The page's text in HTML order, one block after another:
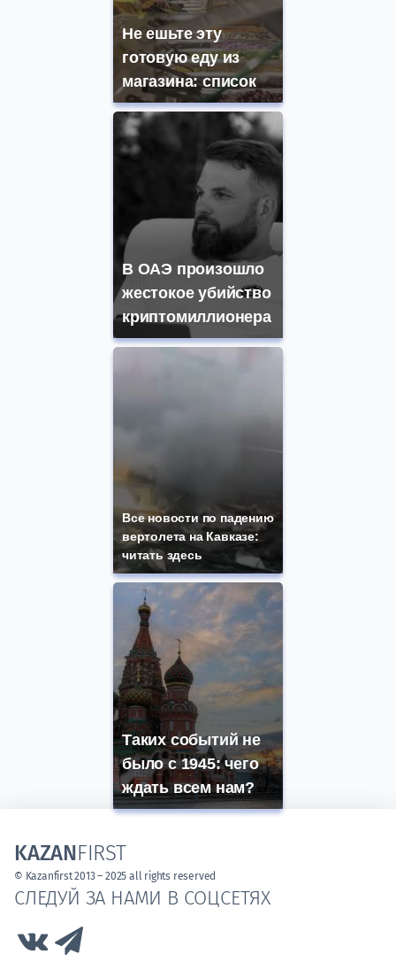
Не ешьте эту
готовую еду из
магазина: список
В ОАЭ произошло
жестокое убийство
криптомиллионера
Все новости по падению
вертолета на Кавказе:
читать здесь
Таких событий не
было с 1945: чего
ждать всем нам?
СЛЕДУЙ ЗА НАМИ В СОЦСЕТЯХ
Link to Vk
KAZANFIRST
© Kazanfirst 2013 – 2025 all rights reserved